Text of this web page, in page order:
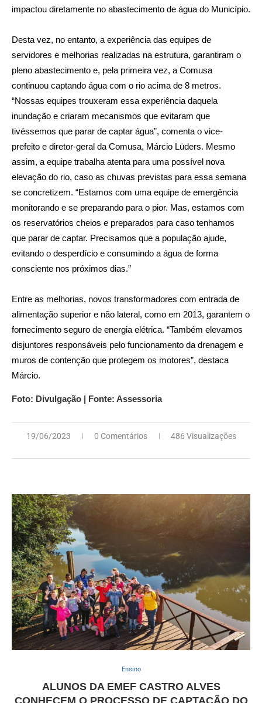
impactou diretamente no abastecimento de água do Município.
Desta vez, no entanto, a experiência das equipes de
servidores e melhorias realizadas na estrutura, garantiram o
pleno abastecimento e, pela primeira vez, a Comusa
continuou captando água com o rio acima de 8 metros.
“Nossas equipes trouxeram essa experiência daquela
inundação e criaram mecanismos que evitaram que
tivéssemos que parar de captar água”, comenta o vice-
prefeito e diretor-geral da Comusa, Márcio Lüders. Mesmo
assim, a equipe trabalha atenta para uma possível nova
elevação do rio, caso as chuvas previstas para essa semana
se concretizem. “Estamos com uma equipe de emergência
monitorando e se preparando para o pior. Mas, estamos com
os reservatórios cheios e preparados para caso tenhamos
que parar de captar. Precisamos que a população ajude,
evitando o desperdício e consumindo a água de forma
consciente nos próximos dias.”
Entre as melhorias, novos transformadores com entrada de
alimentação superior e não lateral, como em 2013, garantem o
fornecimento seguro de energia elétrica. “Também elevamos
disjuntores responsáveis pelo funcionamento da drenagem e
muros de contenção que protegem os motores”, destaca
Márcio.
Foto: Divulgação | Fonte: Assessoria
19/06/2023 0 Comentários 486 Visualizações
Ensino
ALUNOS DA EMEF CASTRO ALVES
CONHECEM O PROCESSO DE CAPTAÇÃO DO